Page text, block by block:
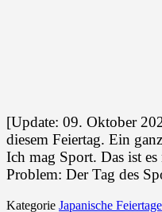
[Update: 09. Oktober
diesem Feiertag. Ein
Ich mag Sport. Das ist
Problem: Der Tag des
Kategorie Japanische Feiertage